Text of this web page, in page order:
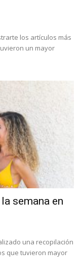
los artículos más
un mayor
semana en
una recopilación
que tuvieron mayor